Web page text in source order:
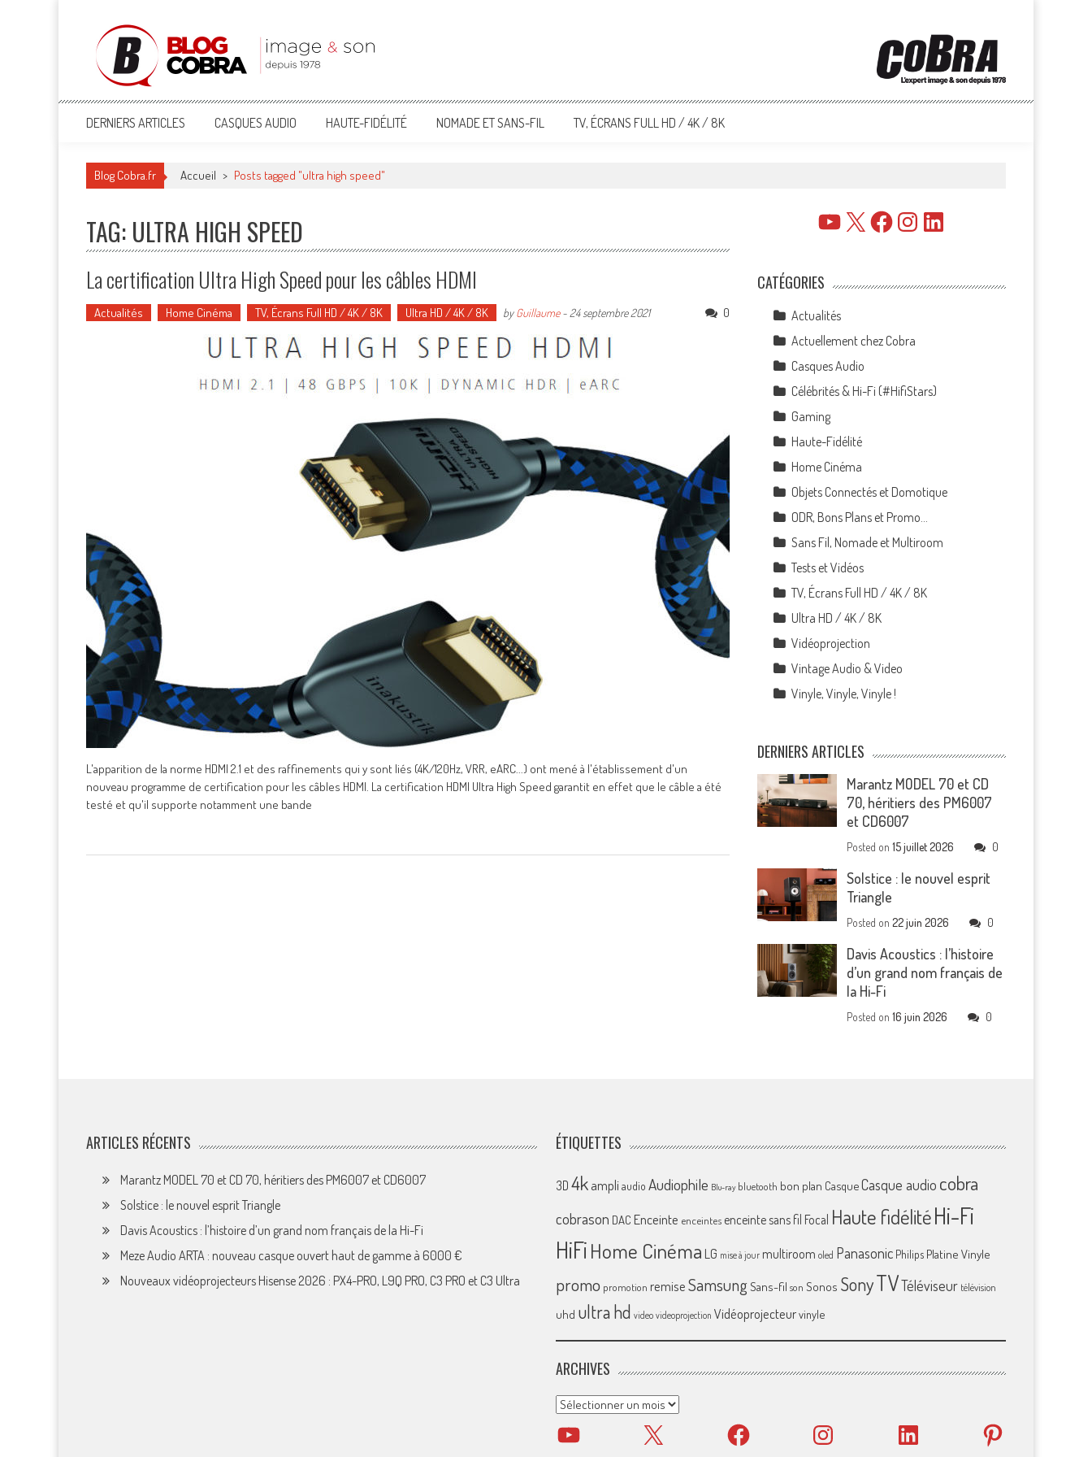
Blog Cobra
Toute l'actu Image & Son !
DERNIERS ARTICLES CASQUES AUDIO HAUTE-FIDÉLITÉ NOMADE ET SANS-FIL TV, ÉCRANS FULL HD / 4K / 8K
Blog Cobra.fr Accueil > Posts tagged "ultra high speed"
TAG: ULTRA HIGH SPEED
La certification Ultra High Speed pour les câbles HDMI
Actualités Home Cinéma TV, Écrans Full HD / 4K / 8K Ultra HD / 4K / 8K byGuillaume- 24 septembre 2021 0
L'apparition de la norme HDMI 2.1 et des raffinements qui y sont liés (4K/120Hz, VRR, eARC...) ont mené à l'établissement d'un
nouveau programme de certification pour les câbles HDMI. La certification HDMI Ultra High Speed garantit en effet que le câble a été
testé et qu'il supporte notamment une bande
YouTube
X FacebookInstagramLinkedIn
CATÉGORIES
Actualités
Actuellement chez Cobra
Casques Audio
Célébrités & Hi-Fi (#HifiStars)
Gaming
Haute-Fidélité
Home Cinéma
Objets Connectés et Domotique
ODR, Bons Plans et Promo…
Sans Fil, Nomade et Multiroom
Tests et Vidéos
TV, Écrans Full HD / 4K / 8K
Ultra HD / 4K / 8K
Vidéoprojection
Vintage Audio & Video
Vinyle, Vinyle, Vinyle !
DERNIERS ARTICLES
Marantz MODEL 70 et CD
70, héritiers des PM6007
et CD6007
Posted on15 juillet 2026 0
Solstice : le nouvel esprit
Triangle
Posted on22 juin 2026 0
Davis Acoustics : l’histoire
d’un grand nom français de
la Hi-Fi
Posted on16 juin 2026 0
ARTICLES RÉCENTS
Marantz MODEL 70 et CD 70, héritiers des PM6007 et CD6007
Solstice : le nouvel esprit Triangle
Davis Acoustics : l’histoire d’un grand nom français de la Hi-Fi
Meze Audio ARTA : nouveau casque ouvert haut de gamme à 6000 €
Nouveaux vidéoprojecteurs Hisense 2026 : PX4-PRO, L9Q PRO, C3 PRO et C3 Ultra
ÉTIQUETTES
3D 4k ampliaudio Audiophile Blu-ray bluetooth bon plan CasqueCasque audio cobra
cobrason DAC Enceinte enceintes enceinte sans fil Focal Haute fidélitéHi-Fi
HiFiHome Cinéma LG mise à jour multiroom oled Panasonic Philips Platine Vinyle
promo promotion remiseSamsungSans-fil son Sonos SonyTVTéléviseur télévision
uhd ultra hd video videoprojection Vidéoprojecteurvinyle
ARCHIVES
Archives
YouTube X Facebook Instagram LinkedIn Pinterest